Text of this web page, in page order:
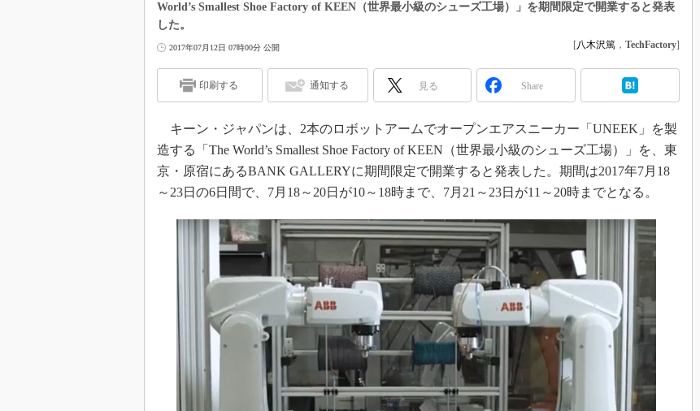
World’s Smallest Shoe Factory of KEEN（世界最小級のシューズ工場）」を期間限定で開業すると発表
した。
2017年07月12日 07時00分 公開 [八木沢篤 ， TechFactory]
印刷する 通知する 見る Share
キーン・ジャパンは、2本のロボットアームでオープンエアスニーカー「UNEEK」を製
造する「The World’s Smallest Shoe Factory of KEEN（世界最小級のシューズ工場）」を、東
京・原宿にあるBANK GALLERYに期間限定で開業すると発表した。期間は2017年7月18
～23日の6日間で、7月18～20日が10～18時まで、7月21～23日が11～20時までとなる。